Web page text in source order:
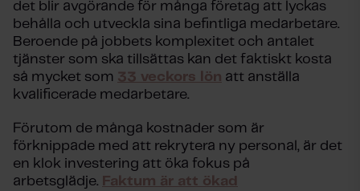
det blir avgörande för många företag att lyckas
behålla och utveckla sina befintliga medarbetare.
Beroende på jobbets komplexitet och antalet
tjänster som ska tillsättas kan det faktiskt kosta
så mycket som 33 veckors lön att anställa
kvalificerade medarbetare.
Förutom de många kostnader som är
förknippade med att rekrytera ny personal, är det
en klok investering att öka fokus på
arbetsglädje. Faktum är att ökad